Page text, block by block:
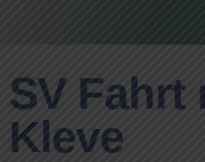
SV Fahrt
Kleve